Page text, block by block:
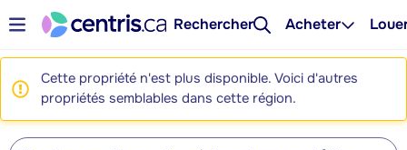
Rechercher Acheter
Cette propriété n'est plus disponible. Voici d'autres
propriétés semblables dans cette région.